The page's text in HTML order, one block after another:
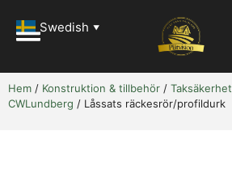
Swedish ▼
Hem / Konstruktion & tillbehör / Taksäkerhet
CWLundberg / Låssats räckesrör/profildurk